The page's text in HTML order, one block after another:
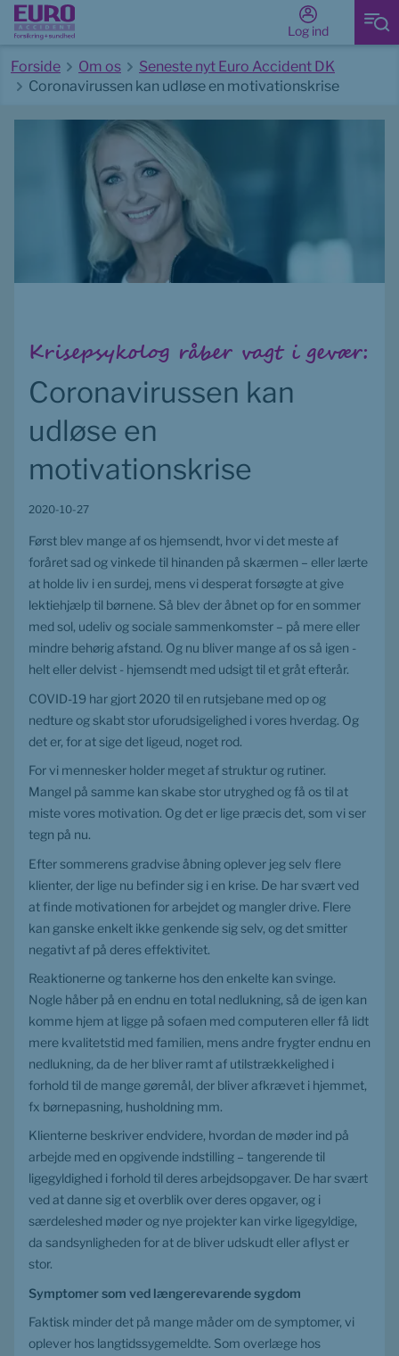
Log ind
Forside Om os
Seneste nyt Euro Accident DK
Coronavirussen kan udløse en motivationskrise
Krisepsykolog råber vagt i gevær:
Coronavirussen kan
udløse en
motivationskrise
2020-10-27
Først blev mange af os hjemsendt, hvor vi det meste af
foråret sad og vinkede til hinanden på skærmen – eller lærte
at holde liv i en surdej, mens vi desperat forsøgte at give
lektiehjælp til børnene. Så blev der åbnet op for en sommer
med sol, udeliv og sociale sammenkomster – på mere eller
mindre behørig afstand. Og nu bliver mange af os så igen -
helt eller delvist - hjemsendt med udsigt til et gråt efterår.
COVID-19 har gjort 2020 til en rutsjebane med op og
nedture og skabt stor uforudsigelighed i vores hverdag. Og
det er, for at sige det ligeud, noget rod.
For vi mennesker holder meget af struktur og rutiner.
Mangel på samme kan skabe stor utryghed og få os til at
miste vores motivation. Og det er lige præcis det, som vi ser
tegn på nu.
Efter sommerens gradvise åbning oplever jeg selv flere
klienter, der lige nu befinder sig i en krise. De har svært ved
at finde motivationen for arbejdet og mangler drive. Flere
kan ganske enkelt ikke genkende sig selv, og det smitter
negativt af på deres effektivitet.
Reaktionerne og tankerne hos den enkelte kan svinge.
Nogle håber på en endnu en total nedlukning, så de igen kan
komme hjem at ligge på sofaen med computeren eller få lidt
mere kvalitetstid med familien, mens andre frygter endnu en
nedlukning, da de her bliver ramt af utilstrækkelighed i
forhold til de mange gøremål, der bliver afkrævet i hjemmet,
fx børnepasning, husholdning mm.
Klienterne beskriver endvidere, hvordan de møder ind på
arbejde med en opgivende indstilling – tangerende til
ligegyldighed i forhold til deres arbejdsopgaver. De har svært
ved at danne sig et overblik over deres opgaver, og i
særdeleshed møder og nye projekter kan virke ligegyldige,
da sandsynligheden for at de bliver udskudt eller aflyst er
stor.
Symptomer som ved længerevarende sygdom
Faktisk minder det på mange måder om de symptomer, vi
oplever hos langtidssygemeldte. Som overlæge hos